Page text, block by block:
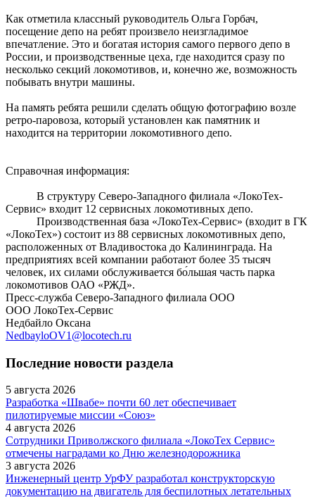
Как отметила классный руководитель Ольга Горбач,
посещение депо на ребят произвело неизгладимое
впечатление. Это и богатая история самого первого депо в
России, и производственные цеха, где находится сразу по
несколько секций локомотивов, и, конечно же, возможность
побывать внутри машины.
На память ребята решили сделать общую фотографию возле
ретро-паровоза, который установлен как памятник и
находится на территории локомотивного депо.
Справочная информация:
В структуру Северо-Западного филиала «ЛокоТех-
Сервис» входит 12 сервисных локомотивных депо.
Производственная база «ЛокоТех-Сервис» (входит в ГК
«ЛокоТех») состоит из 88 сервисных локомотивных депо,
расположенных от Владивостока до Калининграда. На
предприятиях всей компании работают более 35 тысяч
человек, их силами обслуживается бо́льшая часть парка
локомотивов ОАО «РЖД».
Пресс-служба Северо-Западного филиала ООО
ООО ЛокоТех-Сервис
Недбайло Оксана
NedbayloOV1@locotech.ru
Последние новости раздела
5 августа 2026
Разработка «Швабе» почти 60 лет обеспечивает
пилотируемые миссии «Союз»
4 августа 2026
Сотрудники Приволжского филиала «ЛокоТех Сервис»
отмечены наградами ко Дню железнодорожника
3 августа 2026
Инженерный центр УрФУ разработал конструкторскую
документацию на двигатель для беспилотных летательных